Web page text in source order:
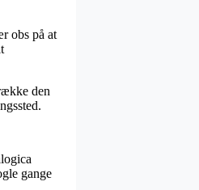
obs på at
den
gange